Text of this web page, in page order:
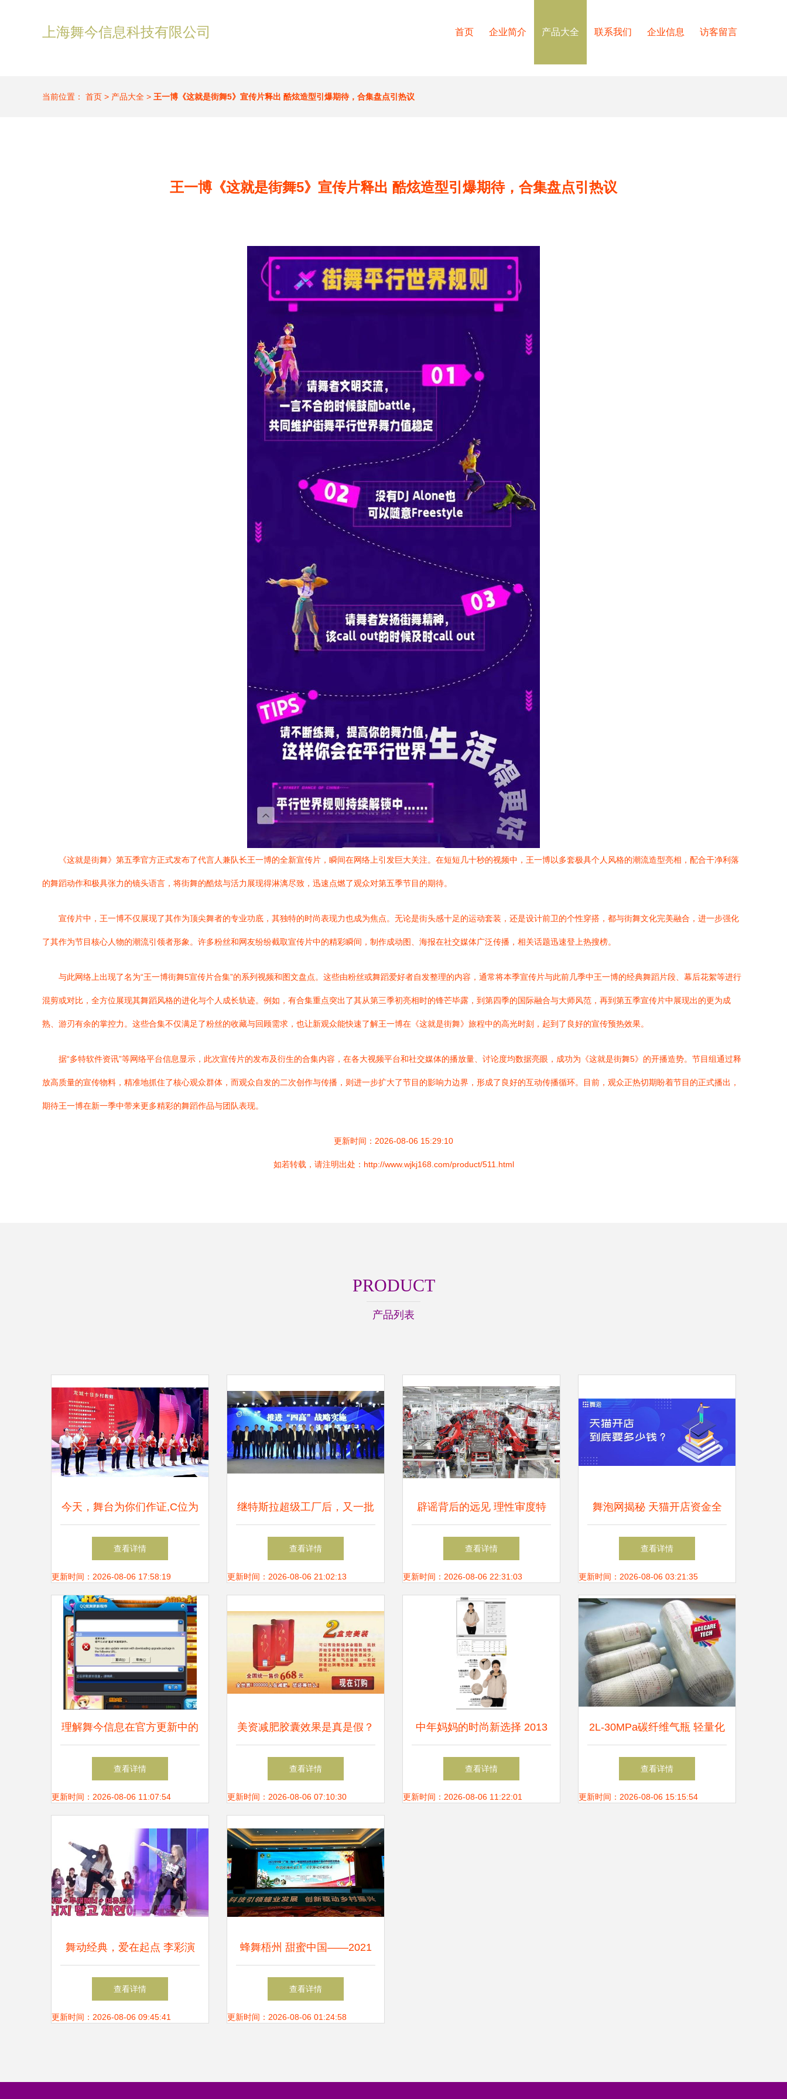
上海舞今信息科技有限公司 首页 企业简介 产品大全 联系我们 企业信息 访客留言
当前位置： 首页 > 产品大全 > 王一博《这就是街舞5》宣传片释出 酷炫造型引爆期待，合集盘点引热议
王一博《这就是街舞5》宣传片释出 酷炫造型引爆期待，合集盘点引热议
《这就是街舞》第五季官方正式发布了代言人兼队长王一博的全新宣传片，瞬间在网络上引发巨大关注。在短短几十秒的视频中，王一博以多套极具个人风格的潮流造型亮相，配合干净利落
的舞蹈动作和极具张力的镜头语言，将街舞的酷炫与活力展现得淋漓尽致，迅速点燃了观众对第五季节目的期待。
宣传片中，王一博不仅展现了其作为顶尖舞者的专业功底，其独特的时尚表现力也成为焦点。无论是街头感十足的运动套装，还是设计前卫的个性穿搭，都与街舞文化完美融合，进一步强化
了其作为节目核心人物的潮流引领者形象。许多粉丝和网友纷纷截取宣传片中的精彩瞬间，制作成动图、海报在社交媒体广泛传播，相关话题迅速登上热搜榜。
与此网络上出现了名为“王一博街舞5宣传片合集”的系列视频和图文盘点。这些由粉丝或舞蹈爱好者自发整理的内容，通常将本季宣传片与此前几季中王一博的经典舞蹈片段、幕后花絮等进行
混剪或对比，全方位展现其舞蹈风格的进化与个人成长轨迹。例如，有合集重点突出了其从第三季初亮相时的锋芒毕露，到第四季的国际融合与大师风范，再到第五季宣传片中展现出的更为成
熟、游刃有余的掌控力。这些合集不仅满足了粉丝的收藏与回顾需求，也让新观众能快速了解王一博在《这就是街舞》旅程中的高光时刻，起到了良好的宣传预热效果。
据“多特软件资讯”等网络平台信息显示，此次宣传片的发布及衍生的合集内容，在各大视频平台和社交媒体的播放量、讨论度均数据亮眼，成功为《这就是街舞5》的开播造势。节目组通过释
放高质量的宣传物料，精准地抓住了核心观众群体，而观众自发的二次创作与传播，则进一步扩大了节目的影响力边界，形成了良好的互动传播循环。目前，观众正热切期盼着节目的正式播出，
期待王一博在新一季中带来更多精彩的舞蹈作品与团队表现。
更新时间：2026-08-06 15:29:10
如若转载，请注明出处：http://www.wjkj168.com/product/511.html
PRODUCT
产品列表
今天，舞台为你们作证,C位为
信任而生
查看详情
更新时间：2026-08-06 17:58:19
继特斯拉超级工厂后，又一批
重大产业项目落户上海这个面
向未来的开发区
查看详情
更新时间：2026-08-06 21:02:13
辟谣背后的远见 理性审度特
斯拉二次“落沪”谜团与产业布
局迷思
查看详情
更新时间：2026-08-06 22:31:03
舞泡网揭秘 天猫开店资金全
景解读——舞今信息详解成本
构成
查看详情
更新时间：2026-08-06 03:21:35
理解舞今信息在官方更新中的
应用与挑战
查看详情
更新时间：2026-08-06 11:07:54
美资减肥胶囊效果是真是假？
购买前必看的三大真相与营销
解析
查看详情
更新时间：2026-08-06 07:10:30
中年妈妈的时尚新选择 2013
秋冬新款PU皮衣外套批发解
析
查看详情
更新时间：2026-08-06 11:22:01
2L-30MPa碳纤维气瓶 轻量化
高压储存的卓越选择
查看详情
更新时间：2026-08-06 15:15:54
舞动经典，爱在起点 李彩演
再现随机舞蹈的魅力
查看详情
更新时间：2026-08-06 09:45:41
蜂舞梧州 甜蜜中国——2021
年中国蜂业博览会暨全国蜂产
品市场信息交流会在梧州隆重
查看详情
更新时间：2026-08-06 01:24:58